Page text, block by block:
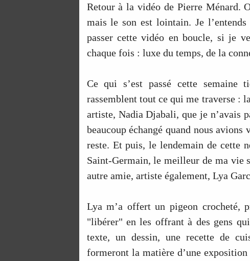
Retour à la vidéo de Pierre Ménard.
mais le son est lointain. Je
passer cette vidéo en boucle, si je
chaque fois : luxe du temps, de la
Ce qui s’est passé cette
rassemblent tout ce qui me traverse :
artiste, Nadia Djabali, que je n’avais
beaucoup échangé quand nous
reste. Et puis, le lendemain de cette
Saint-Germain, le meilleur de ma vie
autre amie, artiste également, Lya
Lya m’a offert un pigeon crocheté,
"libérer" en les offrant à des gens
texte, un dessin, une recette de
formeront la matière d’une